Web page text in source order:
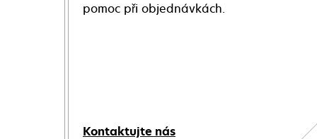
pomoc při objednávkách.
Kontaktujte nás